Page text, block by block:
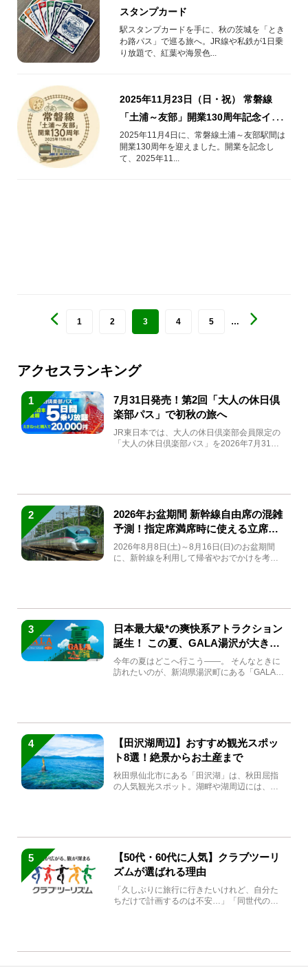
スタンプカード
駅スタンプカードを手に、秋の茨城を「とき
わ路パス」で巡る旅へ。JR線や私鉄が1日乗
り放題で、紅葉や海景色...
2025年11月23日（日・祝） 常磐線
「土浦～友部」開業130周年記念イベン
ト開催！
2025年11月4日に、常磐線土浦～友部駅間は
開業130周年を迎えました。開業を記念し
て、2025年11...
1 2 3 4 5 …
アクセスランキング
1
7月31日発売！第2回「大人の休日倶
楽部パス」で初秋の旅へ
JR東日本では、大人の休日倶楽部会員限定の
「大人の休日倶楽部パス」を2026年7月31日
2
2026年お盆期間 新幹線自由席の混雑
予測！指定席満席時に使える立席特
急券も解説
2026年8月8日(土)～8月16日(日)のお盆期間
に、新幹線を利用して帰省やおでかけを考え
3
日本最大級*の爽快系アトラクション
誕生！ この夏、GALA湯沢が大きく
生まれ変わる
今年の夏はどこへ行こう――。 そんなときに
訪れたいのが、新潟県湯沢町にある「GALA湯
4
【田沢湖周辺】おすすめ観光スポッ
ト8選！絶景からお土産まで
秋田県仙北市にある「田沢湖」は、秋田屈指
の人気観光スポット。湖畔や湖周辺には、田
5
【50代・60代に人気】クラブツーリ
ズムが選ばれる理由
「久しぶりに旅行に行きたいけれど、自分た
ちだけで計画するのは不安…」「同世代の方